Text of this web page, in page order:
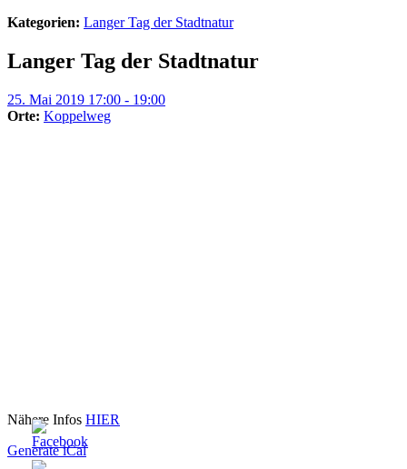
Kategorien: Langer Tag der Stadtnatur
Langer Tag der Stadtnatur
25. Mai 2019 17:00 - 19:00
Orte: Koppelweg
Nähere Infos HIER
Generate iCal